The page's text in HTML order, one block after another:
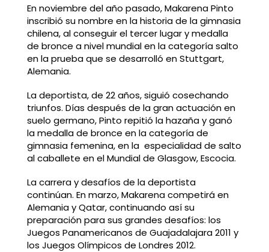
En noviembre del año pasado, Makarena Pinto
inscribió su nombre en la historia de la gimnasia
chilena, al conseguir el tercer lugar y medalla
de bronce a nivel mundial en la categoría salto
en la prueba que se desarrolló en Stuttgart,
Alemania.
La deportista, de 22 años, siguió cosechando
triunfos. Días después de la gran actuación en
suelo germano, Pinto repitió la hazaña y ganó
la medalla de bronce en la categoría de
gimnasia femenina, en la especialidad de salto
al caballete en el Mundial de Glasgow, Escocia.
La carrera y desafíos de la deportista
continúan. En marzo, Makarena competirá en
Alemania y Qatar, continuando así su
preparación para sus grandes desafíos: los
Juegos Panamericanos de Guajadalajara 2011 y
los Juegos Olímpicos de Londres 2012.